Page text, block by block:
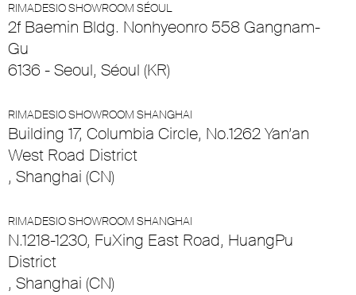
RIMADESIO SHOWROOM SÉOUL
2f Baemin Bldg. Nonhyeonro 558 Gangnam-
Gu
6136 - Seoul, Séoul (KR)
RIMADESIO SHOWROOM SHANGHAI
Building 17, Columbia Circle, No.1262 Yan’an
West Road District
, Shanghai (CN)
RIMADESIO SHOWROOM SHANGHAI
N.1218-1230, FuXing East Road, HuangPu
District
, Shanghai (CN)